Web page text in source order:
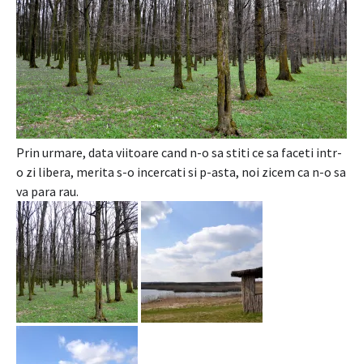
Prin urmare, data viitoare cand n-o sa stiti ce sa faceti intr-
o zi libera, merita s-o incercati si p-asta, noi zicem ca n-o sa
va para rau.